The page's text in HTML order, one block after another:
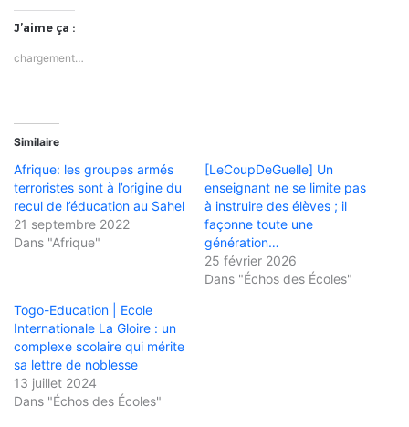
J’aime ça :
chargement…
Similaire
Afrique: les groupes armés
terroristes sont à l’origine du
recul de l’éducation au Sahel
21 septembre 2022
Dans "Afrique"
[LeCoupDeGuelle] Un
enseignant ne se limite pas
à instruire des élèves ; il
façonne toute une
génération…
25 février 2026
Dans "Échos des Écoles"
Togo-Education | Ecole
Internationale La Gloire : un
complexe scolaire qui mérite
sa lettre de noblesse
13 juillet 2024
Dans "Échos des Écoles"